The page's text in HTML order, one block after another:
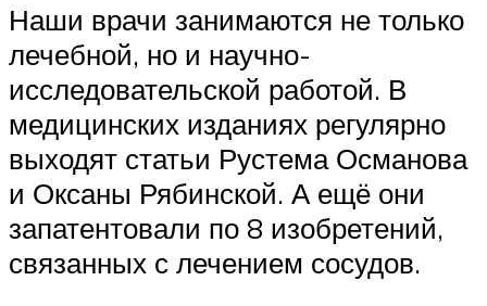
Наши врачи занимаются не только
лечебной, но и научно-
исследовательской работой. В
медицинских изданиях регулярно
выходят статьи Рустема Османова
и Оксаны Рябинской. А ещё они
запатентовали по 8 изобретений,
связанных с лечением сосудов.